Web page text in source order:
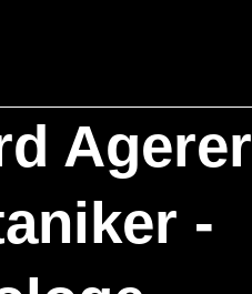
Agerer
-